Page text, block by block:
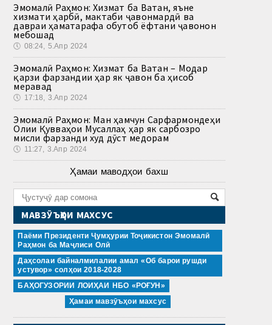
Эмомалӣ Раҳмон: Хизмат ба Ватан, яъне
хизмати ҳарбӣ, мактаби ҷавонмардӣ ва
давраи ҳаматарафа обутоб ёфтани ҷавонон
мебошад
🕔 08:24, 5.Апр 2024
Эмомалӣ Раҳмон: Хизмат ба Ватан – Модар
қарзи фарзандии ҳар як ҷавон ба ҳисоб
меравад
🕔 17:18, 3.Апр 2024
Эмомалӣ Раҳмон: Ман ҳамчун Сарфармондеҳи
Олии Қувваҳои Мусаллаҳ ҳар як сарбозро
мисли фарзанди худ дӯст медорам
🕔 11:27, 3.Апр 2024
Ҳамаи маводҳои бахш
МАВЗӮЪҲОИ МАХСУС
Паёми Президенти Ҷумҳурии Тоҷикистон Эмомалӣ
Раҳмон ба Маҷлиси Олӣ
Даҳсолаи байналмилалии амал «Об барои рушди
устувор» солҳои 2018-2028
БАҲОГУЗОРИИ ЛОИҲАИ НБО «РОҒУН»
Ҳамаи мавзӯъҳои махсус